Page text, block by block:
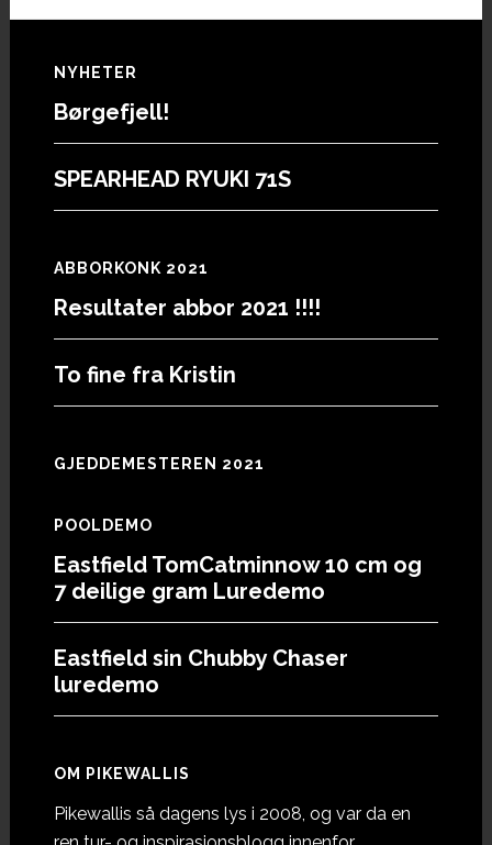
Footer
NYHETER
Børgefjell!
SPEARHEAD RYUKI 71S
ABBORKONK 2021
Resultater abbor 2021 !!!!
To fine fra Kristin
GJEDDEMESTEREN 2021
POOLDEMO
Eastfield TomCatminnow 10 cm og
7 deilige gram Luredemo
Eastfield sin Chubby Chaser
luredemo
OM PIKEWALLIS
Pikewallis så dagens lys i 2008, og var da en